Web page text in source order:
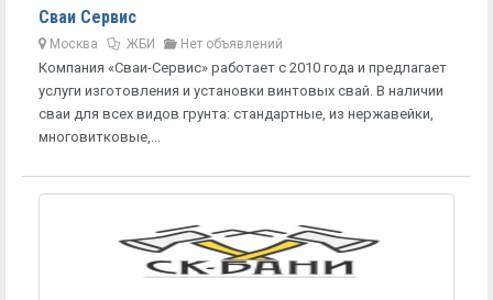
Сваи Сервис
Москва ЖБИ Нет объявлений
Компания «Сваи-Сервис» работает с 2010 года и предлагает
услуги изготовления и установки винтовых свай. В наличии
сваи для всех видов грунта: стандартные, из нержавейки,
многовитковые,...